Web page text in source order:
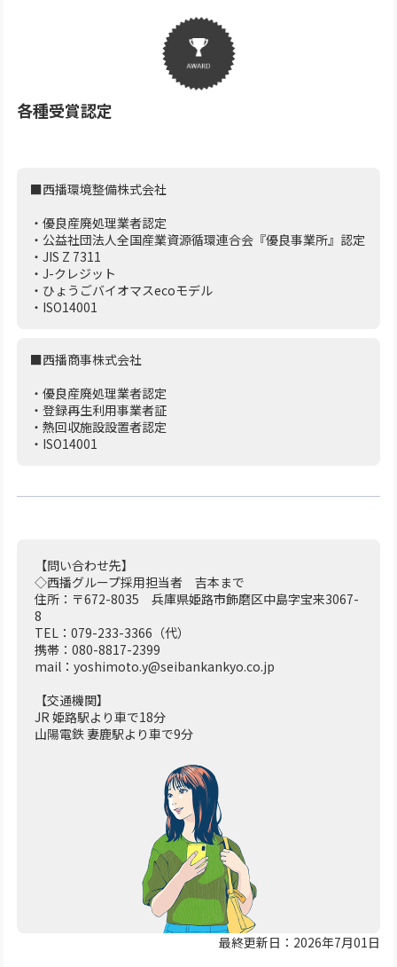
各種受賞認定
■西播環境整備株式会社
・優良産廃処理業者認定
・公益社団法人全国産業資源循環連合会『優良事業所』認定
・JIS Z 7311
・J-クレジット
・ひょうごバイオマスecoモデル
・ISO14001
■西播商事株式会社
・優良産廃処理業者認定
・登録再生利用事業者証
・熱回収施設設置者認定
・ISO14001
【問い合わせ先】
◇西播グループ採用担当者 吉本まで
住所：〒672-8035 兵庫県姫路市飾磨区中島字宝来3067-
8
TEL：079-233-3366（代）
携帯：080-8817-2399
mail：yoshimoto.y@seibankankyo.co.jp
【交通機関】
JR 姫路駅より車で18分
山陽電鉄 妻鹿駅より車で9分
最終更新日：2026年7月01日